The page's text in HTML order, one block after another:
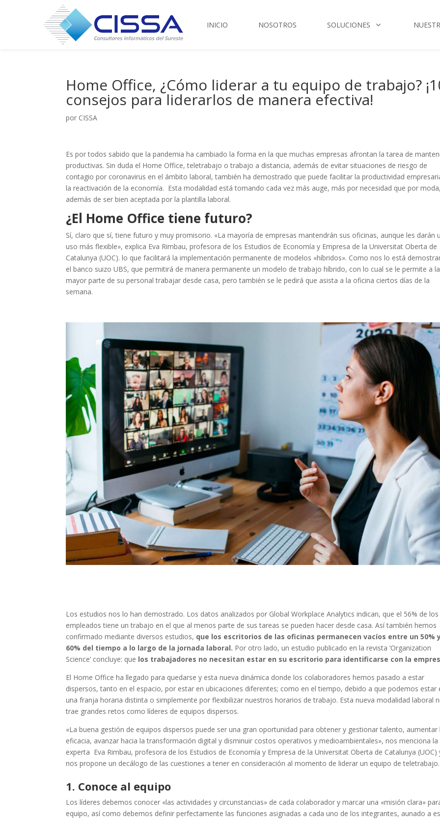
INICIO NOSOTROS SOLUCIONES
Home Office, ¿Cómo liderar a tu equipo de trabajo?
consejos para liderarlos de manera efectiva!
por CISSA
Es por todos sabido que la pandemia ha cambiado la forma en la que muchas empresas afrontan la tarea de
productivas. Sin duda el Home Office, teletrabajo o trabajo a distancia, además de evitar situaciones de riesgo de
contagio por coronavirus en el ámbito laboral, también ha demostrado que puede facilitar la productividad
la reactivación de la economía. Esta modalidad está tomando cada vez más auge, más por necesidad que por moda,
además de ser bien aceptada por la plantilla laboral.
¿El Home Office tiene futuro?
Sí, claro que sí, tiene futuro y muy promisorio. «La mayoría de empresas mantendrán sus oficinas, aunque les darán
uso más flexible», explica Eva Rimbau, profesora de los Estudios de Economía y Empresa de la Universitat Oberta de
Catalunya (UOC). lo que facilitará la implementación permanente de modelos «híbridos». Como nos lo está
el banco suizo UBS, que permitirá de manera permanente un modelo de trabajo híbrido, con lo cual se le permite a la
mayor parte de su personal trabajar desde casa, pero también se le pedirá que asista a la oficina ciertos días de la
semana.
Los estudios nos lo han demostrado. Los datos analizados por Global Workplace Analytics indican, que el 56% de los
empleados tiene un trabajo en el que al menos parte de sus tareas se pueden hacer desde casa. Así también hemos
confirmado mediante diversos estudios, que los escritorios de las oficinas permanecen vacíos entre un 50%
60% del tiempo a lo largo de la jornada laboral. Por otro lado,un estudio publicado en la revista ‘Organization
Science’ concluye: que los trabajadores no necesitan estar en su escritorio para identificarse con la
El Home Office ha llegado para quedarse y esta nueva dinámica donde los colaboradores hemos pasado a estar
dispersos, tanto en el espacio, por estar en ubicaciones diferentes; como en el tiempo, debido a que podemos estar
una franja horaria distinta o simplemente por flexibilizar nuestros horarios de trabajo. Esta nueva modalidad laboral
trae grandes retos como líderes de equipos dispersos.
«La buena gestión de equipos dispersos puede ser una gran oportunidad para obtener y gestionar talento, aumentar
eficacia, avanzar hacia la transformación digital y disminuir costos operativos y medioambientales», nos menciona la
experta Eva Rimbau, profesora de los Estudios de Economía y Empresa de la Universitat Oberta de Catalunya (UOC)
nos propone un decálogo de las cuestiones a tener en consideración al momento de liderar un equipo de teletrabajo.
1. Conoce al equipo
Los líderes debemos conocer «las actividades y circunstancias» de cada colaborador y marcar una «misión clara»
equipo, así como debemos definir perfectamente las funciones asignadas a cada uno de los integrantes, aunado a